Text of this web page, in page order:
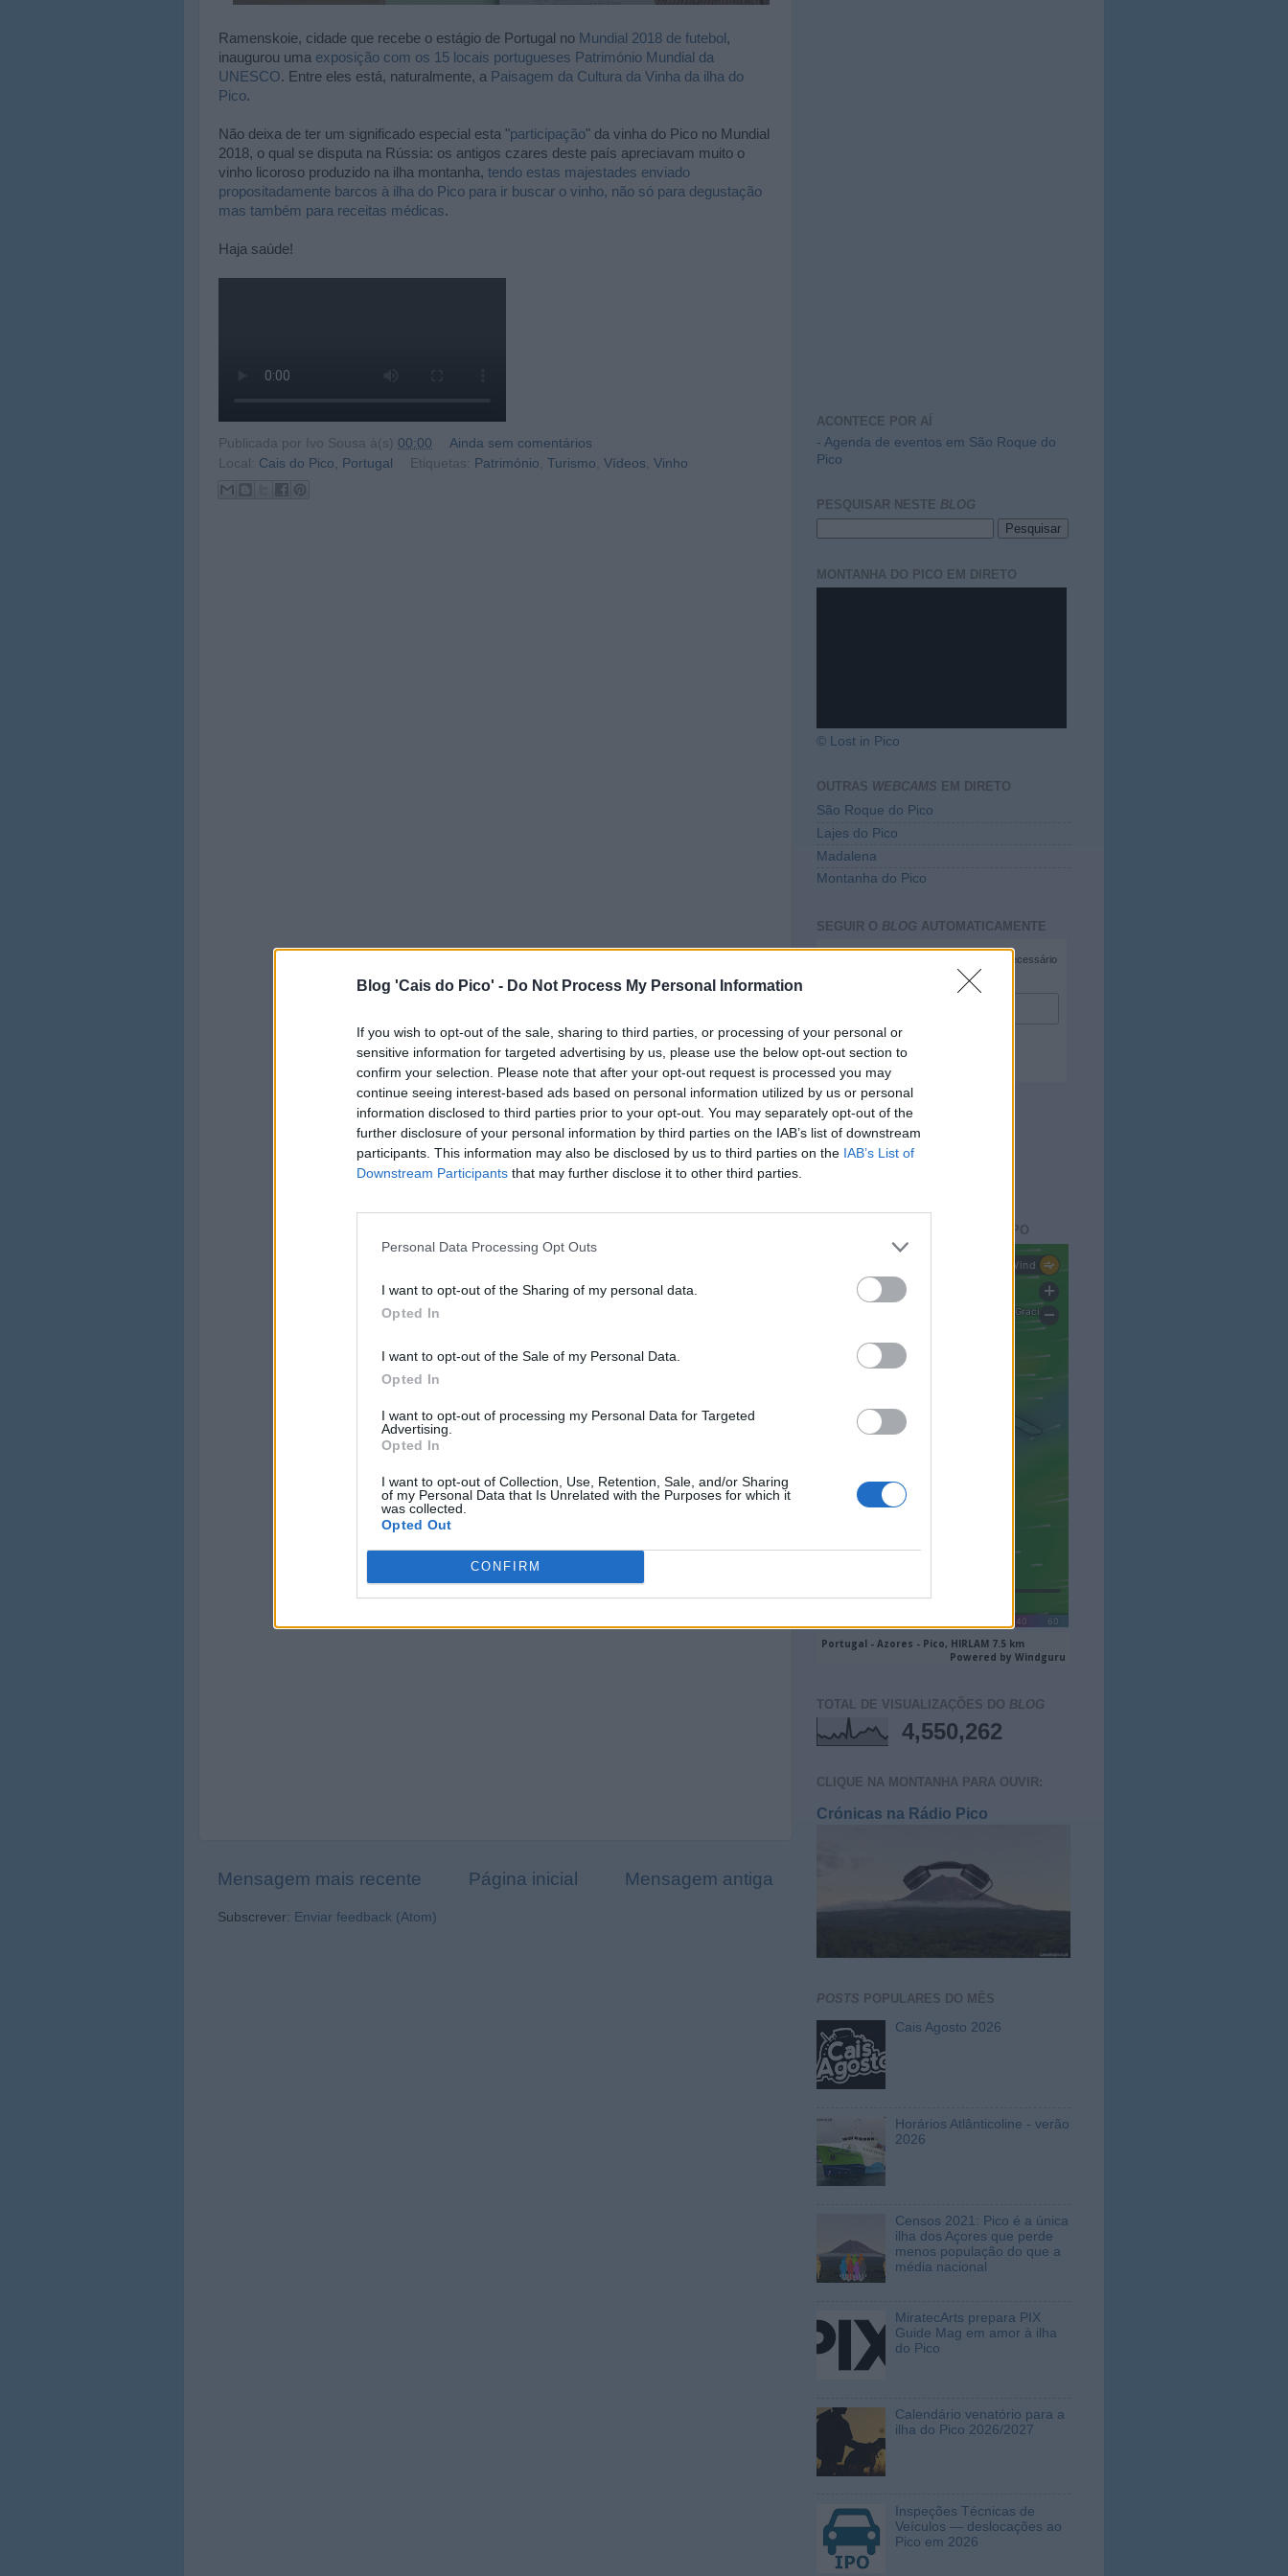
Blog 'Cais do Pico' - Do Not Process My Personal Information
If you wish to opt-out of the sale, sharing to third parties, or processing of your personal or
sensitive information for targeted advertising by us, please use the below opt-out section to
confirm your selection. Please note that after your opt-out request is processed you may
continue seeing interest-based ads based on personal information utilized by us or personal
information disclosed to third parties prior to your opt-out. You may separately opt-out of the
further disclosure of your personal information by third parties on the IAB’s list of downstream
participants. This information may also be disclosed by us to third parties on the IAB’s List of
Downstream Participants that may further disclose it to other third parties.
Personal Data Processing Opt Outs
I want to opt-out of the Sharing of my personal data.
Opted In
I want to opt-out of the Sale of my Personal Data.
Opted In
I want to opt-out of processing my Personal Data for Targeted
Advertising.
Opted In
I want to opt-out of Collection, Use, Retention, Sale, and/or Sharing
of my Personal Data that Is Unrelated with the Purposes for which it
was collected.
Opted Out
CONFIRM
Ramenskoie, cidade que recebe o estágio de Portugal no Mundial 2018 de futebol ,
inaugurou uma exposição com os 15 locais portugueses Património Mundial da
UNESCO. Entre eles está, naturalmente, a Paisagem da Cultura da Vinha da ilha do
Pico.
Não deixa de ter um significado especial esta "participação" da vinha do Pico no Mundial
2018, o qual se disputa na Rússia: os antigos czares deste país apreciavam muito o
vinho licoroso produzido na ilha montanha, tendo estas majestades enviado
propositadamente barcos à ilha do Pico para ir buscar o vinho, não só para degustação
mas também para receitas médicas.
Haja saúde!
Publicada por Ivo Sousa à(s) 00:00
Ainda sem comentários
Local: Cais do Pico, Portugal Etiquetas: Património Turismo Vídeos Vinho
Mensagem mais recente Mensagem antiga
Página inicial
Subscrever: Enviar feedback (Atom)
ACONTECE POR AÍ
- Agenda de eventos em São Roque do
Pico
PESQUISAR NESTE BLOG
MONTANHA DO PICO EM DIRETO
© Lost in Pico
OUTRAS WEBCAMS EM DIRETO
São Roque do Pico
Lajes do Pico
Madalena
Montanha do Pico
SEGUIR O BLOG AUTOMATICAMENTE
campo necessário
PREVISÃO DO ESTADO DO TEMPO
TOTAL DE VISUALIZAÇÕES DO BLOG
4,550,262
CLIQUE NA MONTANHA PARA OUVIR:
Crónicas na Rádio Pico
POSTS POPULARES DO MÊS
Cais Agosto 2026
Horários Atlânticoline - verão
2026
Censos 2021: Pico é a única
ilha dos Açores que perde
menos população do que a
média nacional
MiratecArts prepara PIX
Guide Mag em amor à ilha
do Pico
Calendário venatório para a
ilha do Pico 2026/2027
Inspeções Técnicas de
Veículos — deslocações ao
Pico em 2026